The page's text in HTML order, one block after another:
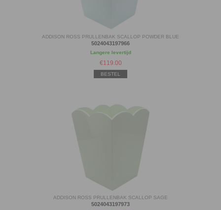
ADDISON ROSS PRULLENBAK SCALLOP POWDER BLUE
5024043197966
Langere levertijd
€119.00
BESTEL
ADDISON ROSS PRULLENBAK SCALLOP SAGE
5024043197973